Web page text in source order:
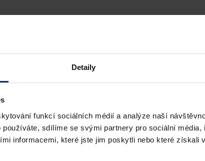
Detaily
funkcí sociálních médií a analýze naší
sdílíme se svými partnery pro sociální média,
informacemi, které jste jim poskytli nebo které získali